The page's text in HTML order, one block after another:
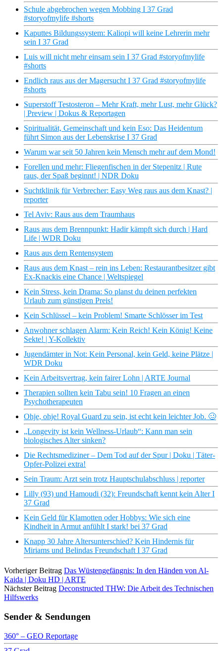
Schule abgebrochen wegen Mobbing I 37 Grad
#storyofmylife #shorts
Kaputtes Bildungssystem: Kaliopi will keine Lehrerin mehr
sein I 37 Grad
Luis will nicht mehr einsam sein I 37 Grad #storyofmylife
#shorts
Endlich raus aus der Magersucht I 37 Grad #storyofmylife
#shorts
Superstoff Testosteron – Mehr Kraft, mehr Lust, mehr Glück?
| Preview | Dokus & Reportagen
Spiritualität, Gemeinschaft und kein Eso: Das Heidentum
führt Simon aus der Lebenskrise I 37 Grad
Warum war seit 50 Jahren kein Mensch mehr auf dem Mond!
Forellen und mehr: Fliegenfischen in der Stepenitz | Rute
raus, der Spaß beginnt! | NDR Doku
Suchtklinik für Verbrecher: Easy Weg raus aus dem Knast? |
reporter
Tel Aviv: Raus aus dem Traumhaus
Raus aus dem Brennpunkt: Hadir kämpft sich durch ​| Hard
Life | WDR Doku
Raus aus dem Rentensystem
Raus aus dem Knast – rein ins Leben: Restaurantbesitzer gibt
Ex-Knackis eine Chance | Weltspiegel
Kein Stress, kein Drama: So planst du deinen perfekten
Urlaub zum günstigen Preis!
Kein Schlüssel – kein Problem! Smarte Schlösser im Test
Anwohner schlagen Alarm: Kein Reich! Kein König! Keine
Sekte! | Y-Kollektiv
Jugendämter in Not: Kein Personal, kein Geld, keine Plätze |
WDR Doku
Kein Arbeitsvertrag, kein fairer Lohn | ARTE Journal
Therapien sollten kein Tabu sein! 10 Fragen an einen
Psychotherapeuten
Ohje, ohje! Royal Guard zu sein, ist echt kein leichter Job. 🥴
„Longevity ist kein Wellness-Urlaub“: Kann man sein
biologisches Alter sinken?
Die Rechtsmediziner – Dem Tod auf der Spur | Doku | Täter-
Opfer-Polizei extra!
Sein Traum: Arzt sein trotz Hauptschulabschluss | reporter
Lilly (93) und Hamoudi (32): Freundschaft kennt kein Alter I
37 Grad
Kein Geld für Klamotten oder Hobbys: Wie sich eine
Kindheit in Armut anfühlt I stark! bei 37 Grad
Knapp 30 Jahre Altersunterschied? Kein Hindernis für
Miriams und Belindas Freundschaft I 37 Grad
Vorheriger Beitrag Das Wüstengefängnis: In den Händen von Al-
Kaida | Doku HD | ARTE
Nächster Beitrag Deconstructed THW: Die Arbeit des Technischen
Hilfswerks
Sender & Sendungen
360° – GEO Reportage